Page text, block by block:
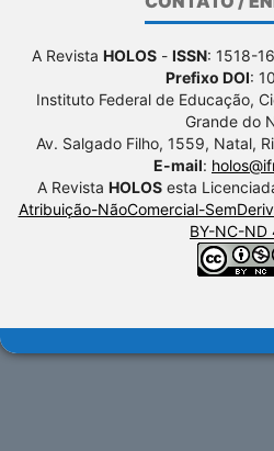
A Revista HOLOS - ISSN: 1518-
Prefixo DOI:
Instituto Federal de Educação,
Grande do
Av. Salgado Filho, 1559, Natal,
E-mail:
A Revista HOLOSesta
Atribuição-NãoComercial-
BY-NC-ND